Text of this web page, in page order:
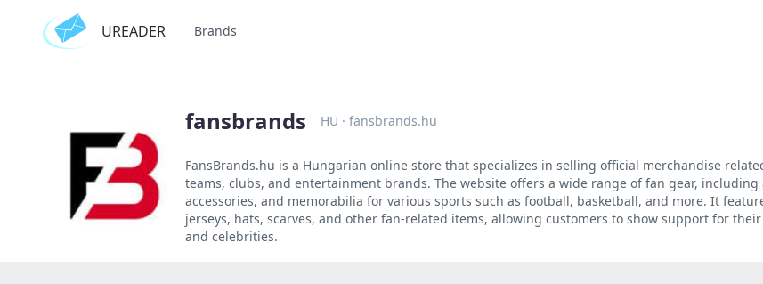
UREADER Brands
fansbrands HU · fansbrands.hu
FansBrands.hu is a Hungarian online store that specializes in selling official merchandise
teams, clubs, and entertainment brands. The website offers a wide range of fan gear, including
accessories, and memorabilia for various sports such as football, basketball, and more. It
jerseys, hats, scarves, and other fan-related items, allowing customers to show support for
and celebrities.